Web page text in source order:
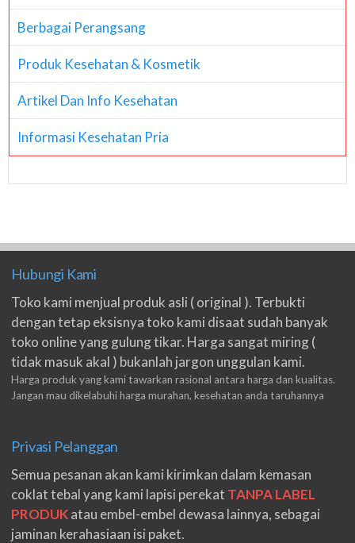
Berbagai Perangsang
Produk Kesehatan & Kosmetik
Artikel Dan Info Kesehatan
Informasi Kesehatan Pria
Hubungi Kami
Toko kami menjual produk asli ( original ). Terbukti
dengan tetap eksisnya toko kami disaat sudah banyak
toko online yang gulung tikar. Harga sangat miring (
tidak masuk akal ) bukanlah jargon unggulan kami.
Harga produk yang kami tawarkan rasional antara harga dan kualitas.
Jangan mau dikelabuhi harga murahan, kesehatan anda taruhannya
Privasi Pelanggan
Semua pesanan akan kami kirimkan dalam kemasan
coklat tebal yang kami lapisi perekat TANPA LABEL
PRODUKatau embel-embel dewasa lainnya, sebagai
jaminan kerahasiaan isi paket.